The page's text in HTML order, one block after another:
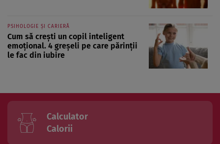
PSIHOLOGIE ȘI CARIERĂ
Cum să crești un copil inteligent
emoțional. 4 greșeli pe care părinții
le fac din iubire
Calculator
Calorii